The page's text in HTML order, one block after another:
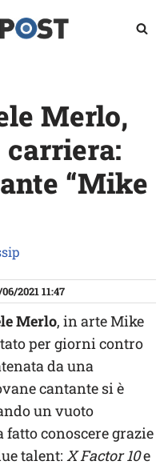
Merlo,
“Mike
2021 11:47
Merlo, in arte Mike
per giorni contro
da una
cantante si è
un vuoto
conoscere grazie
talent: X Factor 10e